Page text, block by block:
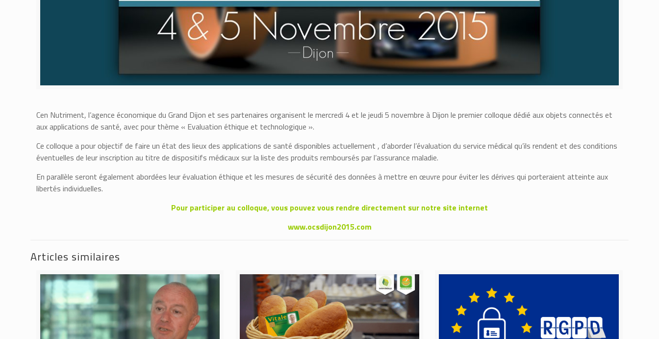
Cen Nutriment, l’agence économique du Grand Dijon et ses partenaires organisent le mercredi 4 et le jeudi 5 novembre à Dijon le premier colloque dédié aux objets connectés et
aux applications de santé, avec pour thème « Evaluation éthique et technologique ».
Ce colloque a pour objectif de faire un état des lieux des applications de santé disponibles actuellement , d’aborder l’évaluation du service médical qu’ils rendent et des conditions
éventuelles de leur inscription au titre de dispositifs médicaux sur la liste des produits remboursés par l’assurance maladie.
En parallèle seront également abordées leur évaluation éthique et les mesures de sécurité des données à mettre en œuvre pour éviter les dérives qui porteraient atteinte aux
libertés individuelles.
Pour participer au colloque, vous pouvez vous rendre directement sur notre site internet
www.ocsdijon2015.com
Articles similaires